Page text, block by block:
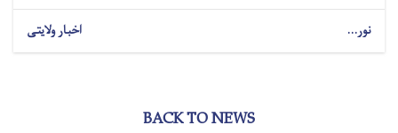
نور... اخبار ولایتی
BACK TO NEWS